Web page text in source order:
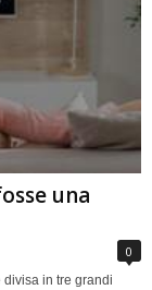
una
0
in tre grandi